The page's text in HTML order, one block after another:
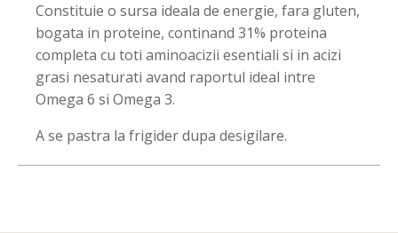
Constituie o sursa ideala de energie, fara gluten,
bogata in proteine, continand 31% proteina
completa cu toti aminoacizii esentiali si in acizi
grasi nesaturati avand raportul ideal intre
Omega 6 si Omega 3.
A se pastra la frigider dupa desigilare.